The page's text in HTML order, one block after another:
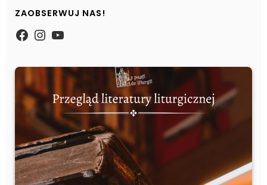
ZAOBSERWUJ NAS!
https://www.facebook.com/
Instagram
YouTube